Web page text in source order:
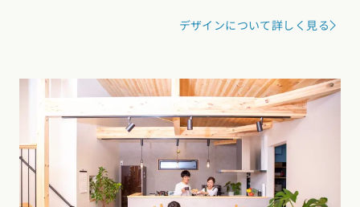
デザインについて詳しく見る
お近くのイベントを探す
位置情報を元に
現在地から探す
北海道・東北エリア
北海道 (3)青森県 (2)岩手県 (1)宮城県 (0)秋田県 (5)山形県 (8)